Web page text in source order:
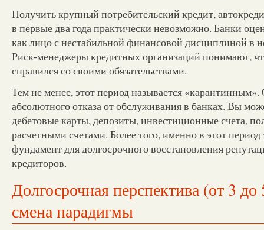
Получить крупный потребительский кредит,
в первые два года практически невозможно. Банки
как лицо с нестабильной финансовой дисциплиной в
Риск-менеджеры кредитных организаций понимают,
справился со своими обязательствами.
Тем не менее, этот период называется «карантинным».
абсолютного отказа от обслуживания в банках. Вы
дебетовые карты, депозиты, инвестиционные счета,
расчетными счетами. Более того, именно в этот период
фундамент для долгосрочного восстановления
кредиторов.
Долгосрочная перспектива (от 3 до
смена парадигмы